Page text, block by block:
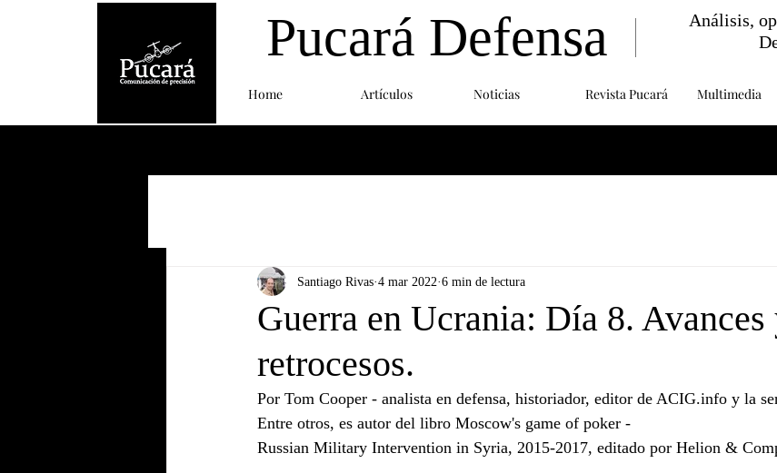
Home Artículos Noticias Revista Pucará Multimedia
Pucará Defensa
Análisis,
Guerra en Ucrania: Día 8. Avances
retrocesos.
Santiago Rivas 4 mar 2022 6 min de lectura
Por Tom Cooper - analista en defensa, historiador, editor de ACIG.info y la
Entre otros, es autor del libro Moscow's game of poker -
Russian Military Intervention in Syria, 2015-2017, editado por Helion &